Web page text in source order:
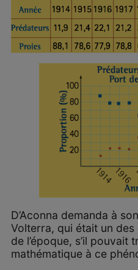
D’Aconna demanda à
Volterra, qui était un
de l’époque, s’il
mathématique à ce